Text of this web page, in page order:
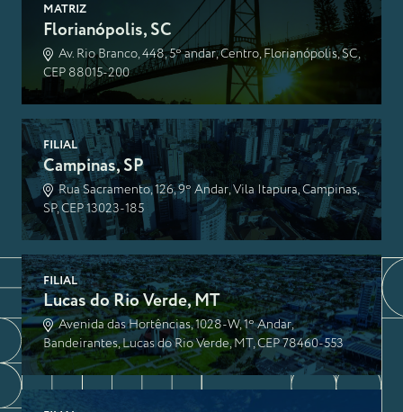
MATRIZ
Florianópolis, SC
Av. Rio Branco, 448, 5º andar, Centro, Florianópolis, SC,
CEP 88015-200
FILIAL
Campinas, SP
Rua Sacramento, 126, 9º Andar, Vila Itapura, Campinas,
SP, CEP 13023-185
FILIAL
Lucas do Rio Verde, MT
Avenida das Hortências, 1028-W, 1º Andar,
Bandeirantes, Lucas do Rio Verde, MT, CEP 78460-553